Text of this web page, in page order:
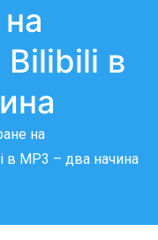
Bilibili в
на
MP3 – два начина